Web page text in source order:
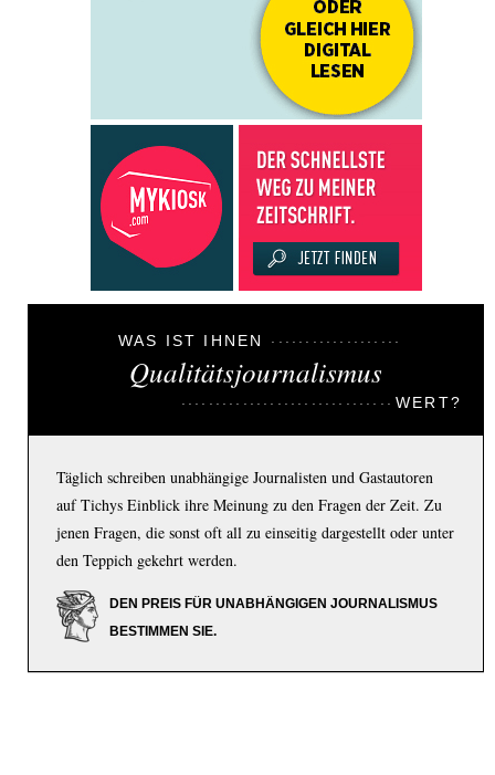
WAS IST IHNEN
Qualitätsjournalismus
WERT?
Täglich schreiben unabhängige Journalisten und Gastautoren
auf Tichys Einblick ihre Meinung zu den Fragen der Zeit. Zu
jenen Fragen, die sonst oft all zu einseitig dargestellt oder unter
den Teppich gekehrt werden.
DEN PREIS FÜR UNABHÄNGIGEN JOURNALISMUS
BESTIMMEN SIE.